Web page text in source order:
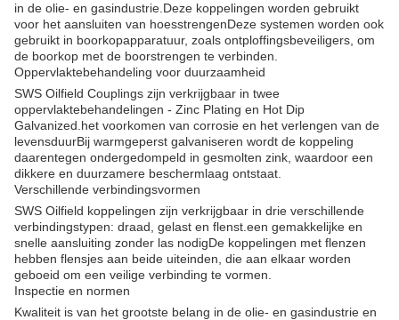
in de olie- en gasindustrie.Deze koppelingen worden gebruikt
voor het aansluiten van hoesstrengenDeze systemen worden ook
gebruikt in boorkopapparatuur, zoals ontploffingsbeveiligers, om
de boorkop met de boorstrengen te verbinden.
Oppervlaktebehandeling voor duurzaamheid
SWS Oilfield Couplings zijn verkrijgbaar in twee
oppervlaktebehandelingen - Zinc Plating en Hot Dip
Galvanized.het voorkomen van corrosie en het verlengen van de
levensduurBij warmgeperst galvaniseren wordt de koppeling
daarentegen ondergedompeld in gesmolten zink, waardoor een
dikkere en duurzamere beschermlaag ontstaat.
Verschillende verbindingsvormen
SWS Oilfield koppelingen zijn verkrijgbaar in drie verschillende
verbindingstypen: draad, gelast en flenst.een gemakkelijke en
snelle aansluiting zonder las nodigDe koppelingen met flenzen
hebben flensjes aan beide uiteinden, die aan elkaar worden
geboeid om een veilige verbinding te vormen.
Inspectie en normen
Kwaliteit is van het grootste belang in de olie- en gasindustrie en